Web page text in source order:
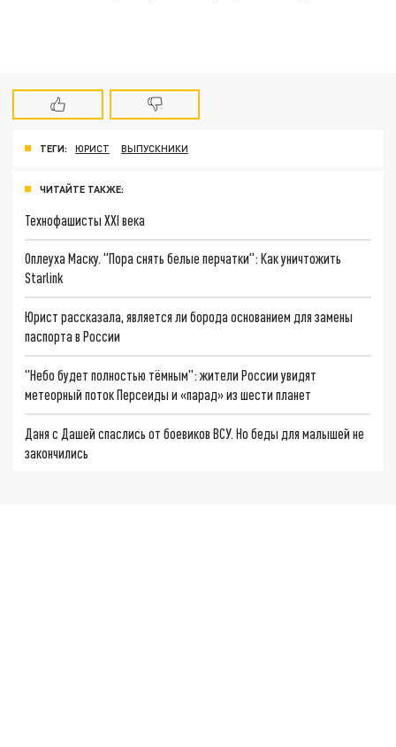
ТЕГИ: ЮРИСТ ВЫПУСКНИКИ
ЧИТАЙТЕ ТАКЖЕ:
Технофашисты XXI века
Оплеуха Маску. "Пора снять белые перчатки": Как уничтожить
Starlink
Юрист рассказала, является ли борода основанием для замены
паспорта в России
"Небо будет полностью тёмным": жители России увидят
метеорный поток Персеиды и «парад» из шести планет
Даня с Дашей спаслись от боевиков ВСУ. Но беды для малышей не
закончились